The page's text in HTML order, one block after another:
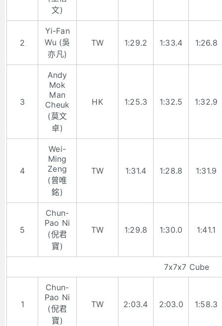
文)
2
Yi-Fan
Wu (吳
亦凡)
TW 1:29.2 1:33.4 1:26.8
3
Andy
Mok
Man
Cheuk
(莫文
卓)
HK 1:25.3 1:32.5 1:32.9
4
Wei-
Ming
Zeng
(曾唯
銘)
TW 1:31.4 1:28.8 1:31.9
5
Chun-
Pao Ni
(倪君
寶)
TW 1:29.8 1:30.0 1:41.1
7x7x7 Cube
1
Chun-
Pao Ni
(倪君
寶)
TW 2:03.4 2:03.0 1:58.3